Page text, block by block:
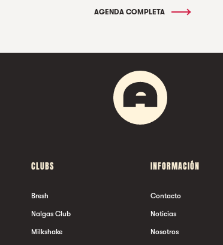
AGENDA COMPLETA
CLUBS
Bresh
Nalgas Club
Milkshake
INFORMACIÓN
Contacto
Noticias
Nosotros